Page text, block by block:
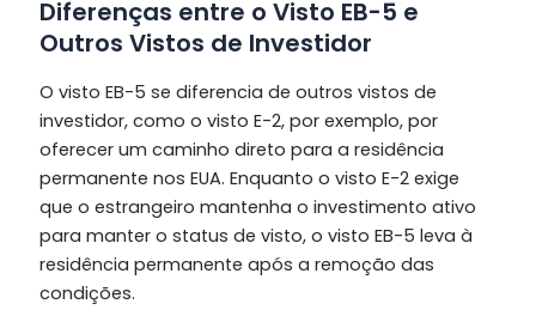
Diferenças entre o Visto EB-5 e
Outros Vistos de Investidor
O visto EB-5 se diferencia de outros vistos de
investidor, como o visto E-2, por exemplo, por
oferecer um caminho direto para a residência
permanente nos EUA. Enquanto o visto E-2 exige
que o estrangeiro mantenha o investimento ativo
para manter o status de visto, o visto EB-5 leva à
residência permanente após a remoção das
condições.